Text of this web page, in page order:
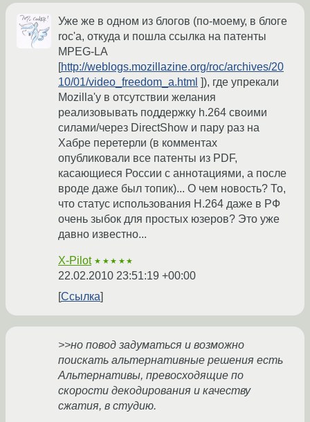
Уже же в одном из блогов (по-моему, в блоге
roc'а, откуда и пошла ссылка на патенты
MPEG-LA
[http://weblogs.mozillazine.org/roc/archives/20
10/01/video_freedom_a.html ]), где упрекали
Mozilla'у в отсутствии желания
реализовывать поддержку h.264 своими
силами/через DirectShow и пару раз на
Хабре перетерли (в комментах
опубликовали все патенты из PDF,
касающиеся России с аннотациями, а после
вроде даже был топик)... О чем новость? То,
что статус использования H.264 даже в РФ
очень зыбок для простых юзеров? Это уже
давно известно...
X-Pilot ★★★★★
22.02.2010 23:51:19 +00:00
Ссылка
>>но повод задуматься и возможно
поискать альтернативные решения есть
Альтернативы, превосходящие по
скорости декодирования и качеству
сжатия, в студию.